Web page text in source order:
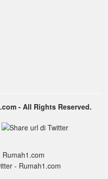
- All Rights Reserved.